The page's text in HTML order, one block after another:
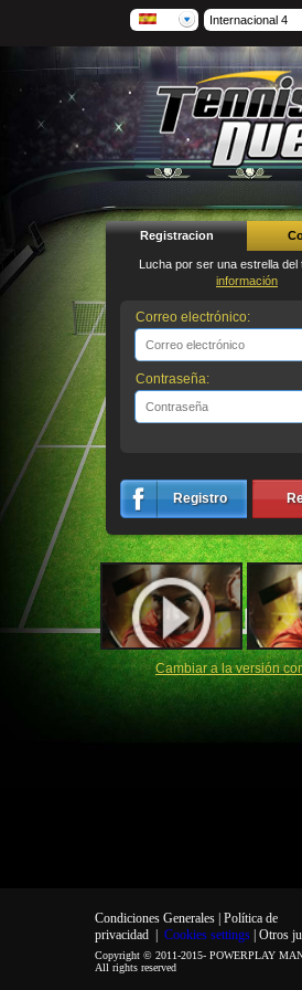
Internacional 4
Registracion
Lucha por ser una estrella del
información
Correo electrónico:
Contraseña:
Registro
Cambiar a la versión
Condiciones Generales | Política de
privacidad| Cookies settings | Otros
Copyright © 2011-2015- POWERPLAY
All rights reserved